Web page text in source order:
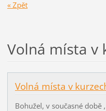
« Zpět
Volná místa v
Volná místa v
Bohužel, v současné době